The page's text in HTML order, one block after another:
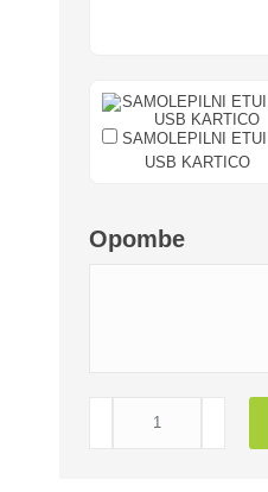
SAMOLEPILNI
USB KARTICO
Opombe